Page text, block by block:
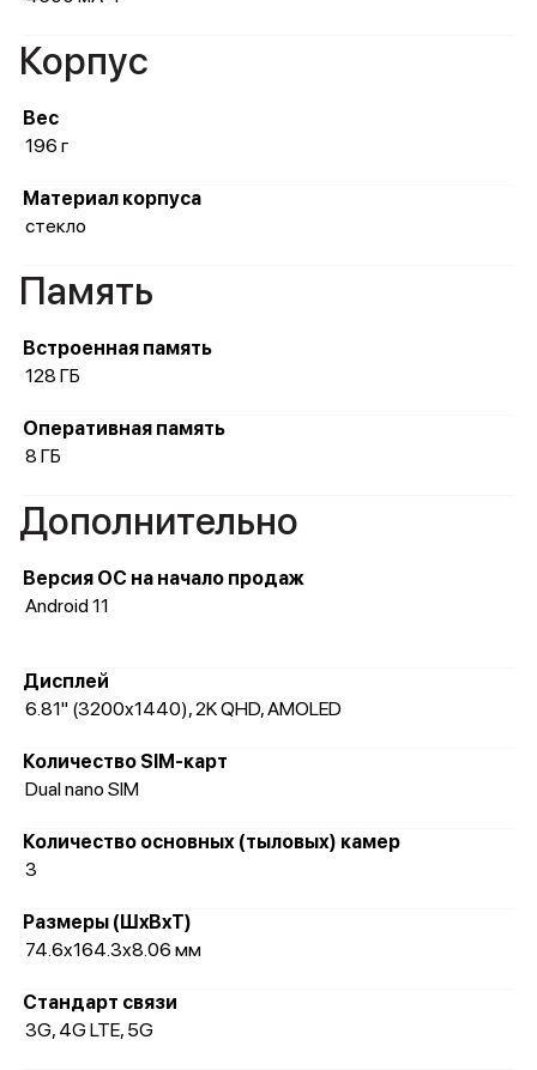
Корпус
Вес
196 г
Материал корпуса
стекло
Память
Встроенная память
128 ГБ
Оперативная память
8 ГБ
Дополнительно
Версия ОС на начало продаж
Android 11
Дисплей
6.81" (3200x1440), 2K QHD, AMOLED
Количество SIM-карт
Dual nano SIM
Количество основных (тыловых) камер
3
Размеры (ШxВxТ)
74.6x164.3x8.06 мм
Стандарт связи
3G, 4G LTE, 5G